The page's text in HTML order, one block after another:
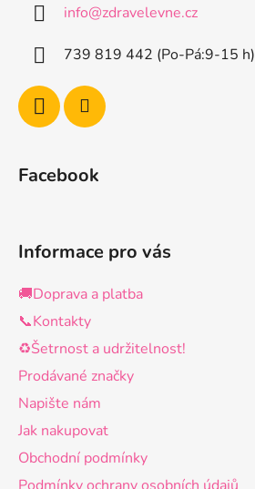
info@zdravelevne.cz
739 819 442 (Po-Pá:9-15 h)
Facebook
Informace pro vás
🚚Doprava a platba
📞Kontakty
♻️Šetrnost a udržitelnost!
Prodávané značky
Napište nám
Jak nakupovat
Obchodní podmínky